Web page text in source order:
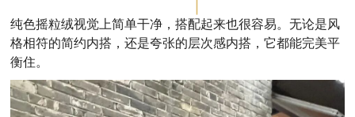
纯色摇粒绒视觉上简单干净，搭配起来也很容易。无论是风
格相符的简约内搭，还是夸张的层次感内搭，它都能完美平
衡住。